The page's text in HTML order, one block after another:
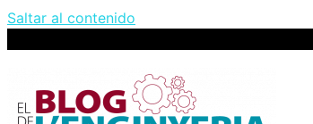
Saltar al contenido